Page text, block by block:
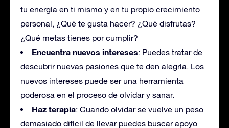
tu energía en ti mismo y en tu propio crecimiento
personal, ¿Qué te gusta hacer? ¿Qué disfrutas?
¿Qué metas tienes por cumplir?
Encuentra nuevos intereses: Puedes tratar de
descubrir nuevas pasiones que te den alegría. Los
nuevos intereses puede ser una herramienta
poderosa en el proceso de olvidar y sanar.
Haz terapia: Cuando olvidar se vuelve un peso
demasiado difícil de llevar puedes buscar apoyo